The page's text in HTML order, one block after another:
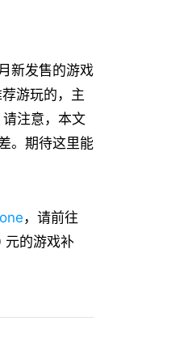
新发售的游戏
游玩的，主
注意，本文
。期待这里能
，请前往
元的游戏补